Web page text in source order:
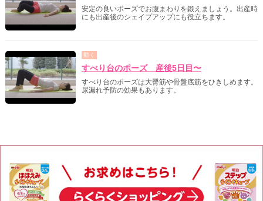
安定の良いポーズでお腹まわりを鍛えましょう。出産時
にも出産後のシェイプアップにも役立ちます。
動く
すべり台のポーズ 産後5日目〜
すべり台のポーズは大臀筋や骨盤底筋をひきしめます。
尿漏れ予防の効果もあります。